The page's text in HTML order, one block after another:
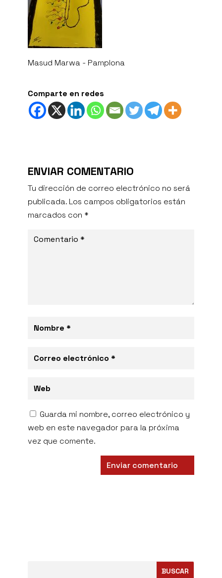
Masud Marwa - Pamplona
Comparte en redes
ENVIAR COMENTARIO
Tu dirección de correo electrónico no será
publicada. Los campos obligatorios están
marcados con *
Guarda mi nombre, correo electrónico y
web en este navegador para la próxima
vez que comente.
BUSCAR